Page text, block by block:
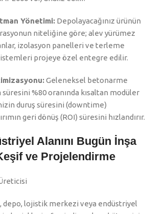
Yönetimi: Depolayacağınız ürünün
niteliğine göre; alev yürümez
izolasyon panelleri ve terleme
projeye özel entegre edilir.
Geleneksel betonarme
süresini %80 oranında kısaltan modüler
duruş süresini (downtime)
geri dönüş (ROI) süresini hızlandırır.
Alanını Bugün İnşa
ve Projelendirme
depo, lojistik merkezi veya endüstriyel